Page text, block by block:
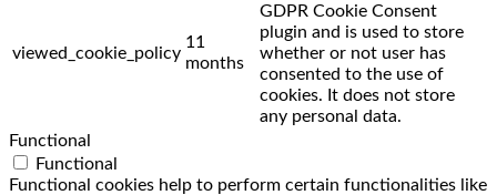
viewed_cookie_policy
11
months
GDPR Cookie Consent
plugin and is used to store
whether or not user has
consented to the use of
cookies. It does not store
any personal data.
Functional
Functional
Functional cookies help to perform certain functionalities like